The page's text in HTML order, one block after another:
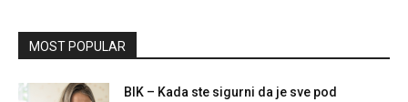
MOST POPULAR
BIK – Kada ste sigurni da je sve pod